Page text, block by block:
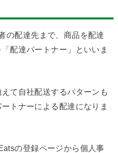
の配達先まで、商品を配達
配達パートナー」といいま
て自社配送するパターンも
トナーによる配達になりま
の登録ページから個人事